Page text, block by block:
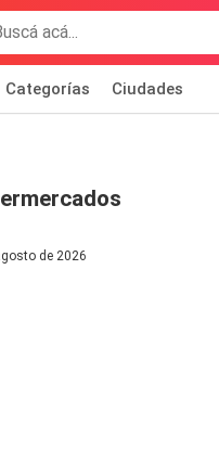
Categorías Ciudades
de 2026